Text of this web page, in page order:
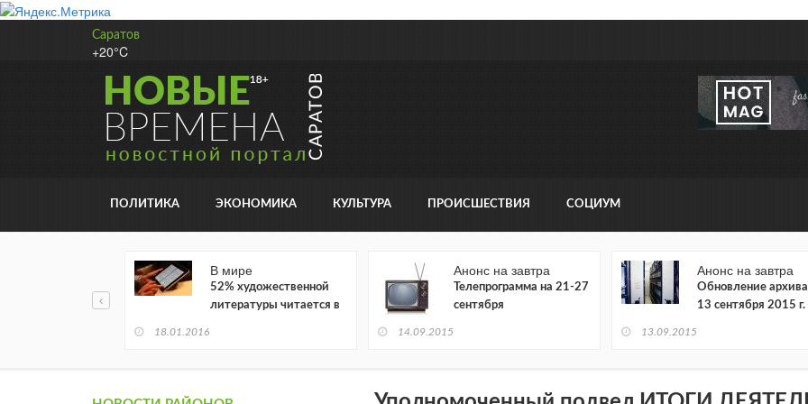
Саратов
+20°C
ПОЛИТИКА ЭКОНОМИКА КУЛЬТУРА ПРОИСШЕСТВИЯ СОЦИУМ
В мире
52% художественной
литературы читается в
18.01.2016
Анонс на завтра
Телепрограмма на 21-27
сентября
14.09.2015
Анонс на завтра
Обновление архива
13 сентября 2015 г.
13.09.2015